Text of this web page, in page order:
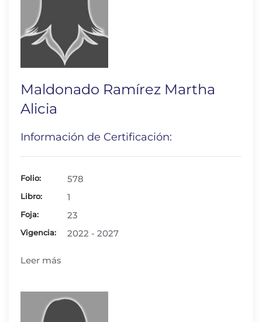
Maldonado Ramírez Martha
Alicia
Información de Certificación:
Folio: 578
Libro: 1
Foja: 23
Vigencia: 2022 - 2027
Leer más